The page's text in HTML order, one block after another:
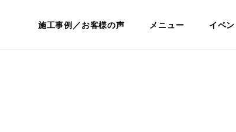
ション専門店｜ディテール・リノ
施工事例／お客様の声 メニュー イベン